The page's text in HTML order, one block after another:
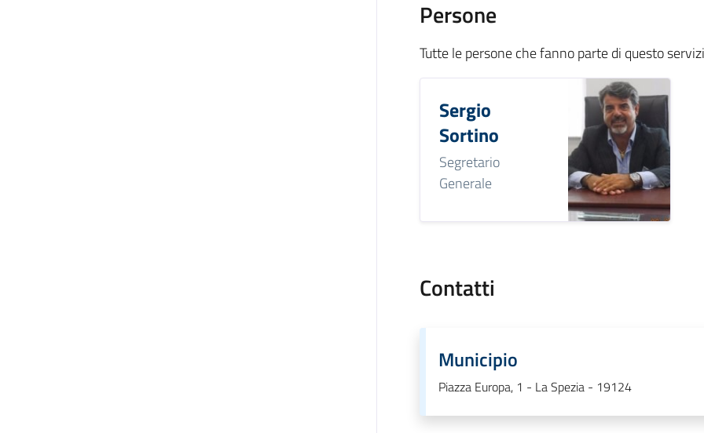
Persone
Tutte le persone che fanno parte di questo
Sergio
Sortino
Segretario
Generale
Contatti
Municipio
Piazza Europa, 1 - La Spezia - 19124